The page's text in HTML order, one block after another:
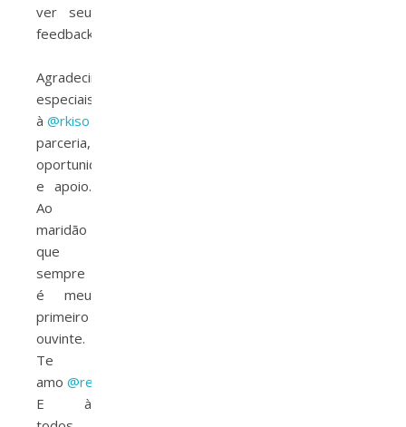
ver seu
feedback.
Agradecimentos
especiais
à @rkiso
parceria,
oportunidade
e apoio.
Ao
maridão
que
sempre
é meu
primeiro
ouvinte.
Te
amo @renato_lied
E à